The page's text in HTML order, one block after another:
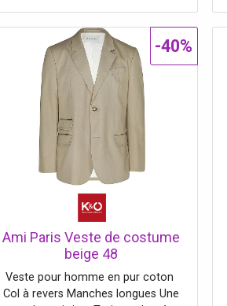
Ami Paris Veste de costume
beige 48
Veste pour homme en pur coton
Col à revers Manches longues Une
-40%